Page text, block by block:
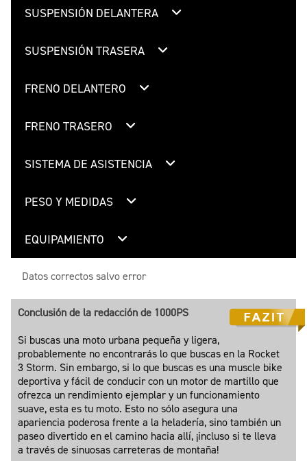
SUSPENSIÓN DELANTERA
SUSPENSIÓN TRASERA
FRENO DELANTERO
FRENO TRASERO
SISTEMA DE ASISTENCIA
PESO Y MEDIDAS
EQUIPAMIENTO
Datos correctos salvo error
Conclusión de la redacción de 1000PS
Si buscas una moto urbana pequeña y ligera,
probablemente no encontrarás lo que buscas en la Rocket
3 Storm. Sin embargo, si lo que buscas es una muscle bike
deportiva y fácil de conducir con un motor de martillo que
ofrezca un rendimiento ejemplar y un funcionamiento
suave, esta es tu moto. Esto no sólo asegura una
apariencia poderosa frente a la heladería, sino también un
paseo divertido en el camino hacia allí, ¡incluso si te lleva
a través de sinuosas carreteras de montaña!